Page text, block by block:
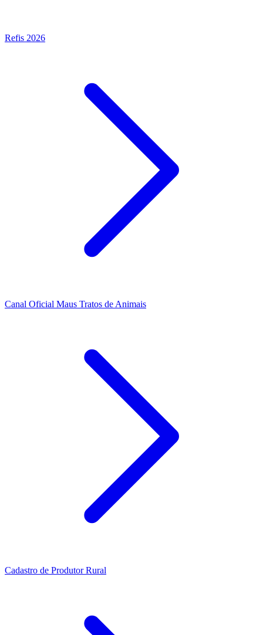
Refis 2026
Canal Oficial Maus Tratos de Animais
Cadastro de Produtor Rural